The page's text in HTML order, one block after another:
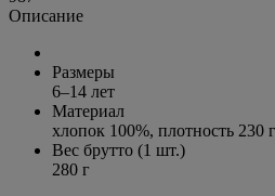
Описание
Размеры
6–14 лет
Материал
хлопок 100%, плотность 230
Вес брутто (1 шт.)
280 г